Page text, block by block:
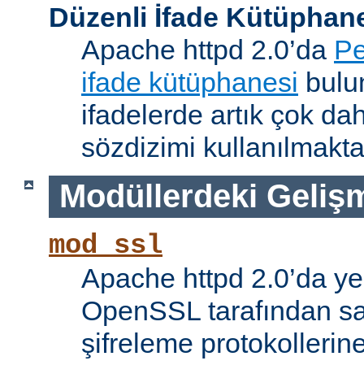
Düzenli İfade
Apache httpd 2.0’da
ifade kütüphanesi
ifadelerde artık çok
sözdizimi
Modüllerdeki
mod_ssl
Apache httpd 2.0’da
OpenSSL tarafından
şifreleme